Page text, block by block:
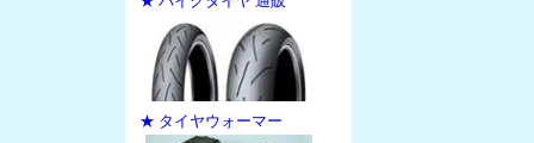
★ タイヤウォーマー